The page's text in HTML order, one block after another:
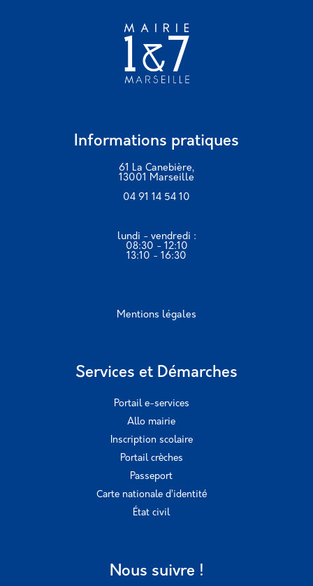
Informations pratiques
61 La Canebière,
13001 Marseille
04 91 14 54 10
lundi - vendredi :
08:30 - 12:10
13:10 - 16:30
Mentions légales
Services et Démarches
Portail e-services
Allo mairie
Inscription scolaire
Portail crèches
Passeport
Carte nationale d’identité
État civil
Nous suivre !